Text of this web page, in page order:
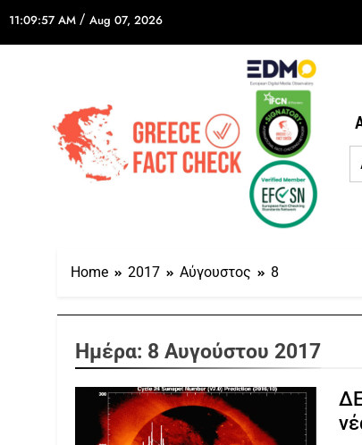
11:09:57 AM / Aug 07, 2026
Home 2017 Αύγουστος 8
Ημέρα: 8 Αυγούστου 2017